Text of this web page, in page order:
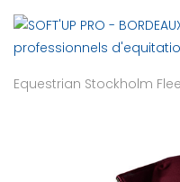
Equestrian Stockholm